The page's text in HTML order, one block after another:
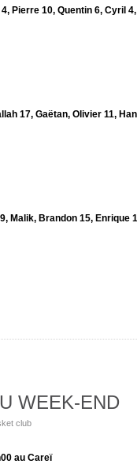
Pierre 10, Quentin 6, Cyril
17, Gaëtan, Olivier 11,
Malik, Brandon 15, Enrique
WEEK-END
club
au Careï